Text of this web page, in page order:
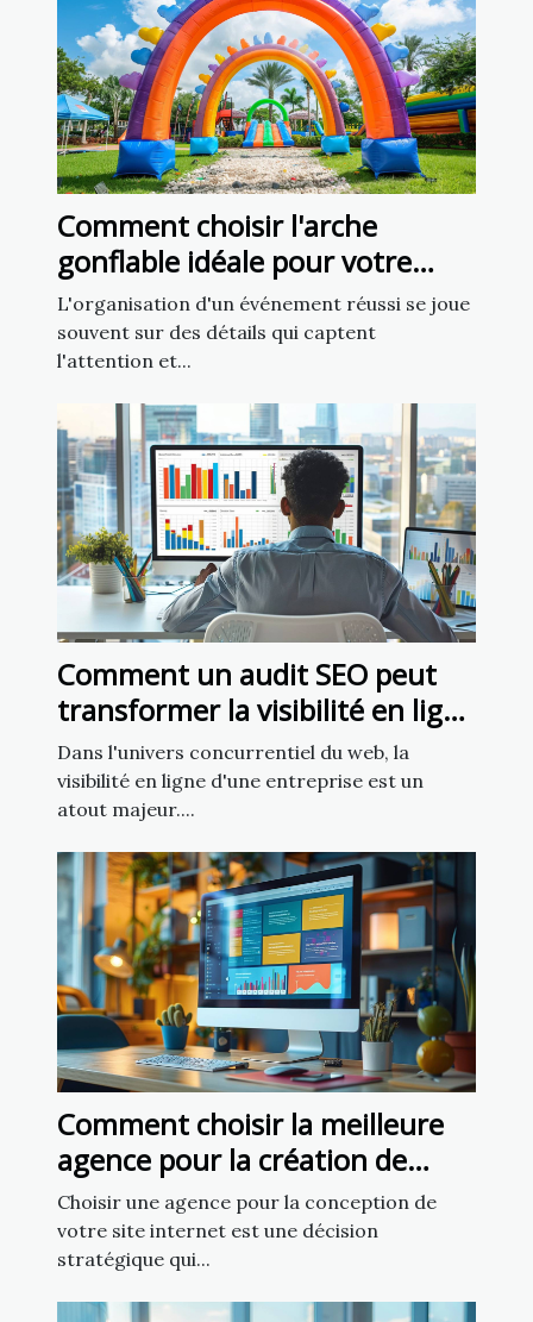
Comment choisir l'arche
gonflable idéale pour votre
prochain événement ?
L'organisation d'un événement réussi se joue
souvent sur des détails qui captent
l'attention et...
Comment un audit SEO peut
transformer la visibilité en ligne
de votre entreprise
Dans l'univers concurrentiel du web, la
visibilité en ligne d'une entreprise est un
atout majeur....
Comment choisir la meilleure
agence pour la création de
votre site internet
Choisir une agence pour la conception de
votre site internet est une décision
stratégique qui...